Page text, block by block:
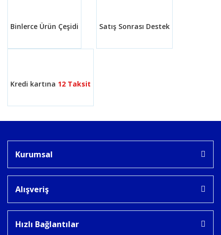
Binlerce Ürün Çeşidi Satış Sonrası Destek
Kredi kartına 12 Taksit
Kurumsal
Alışveriş
Hızlı Bağlantılar